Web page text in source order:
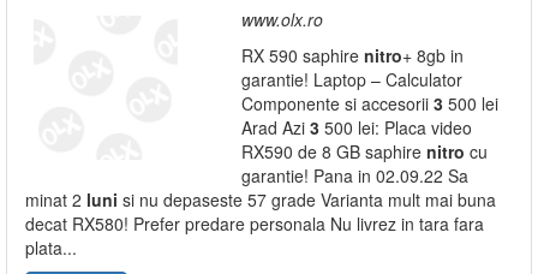
www.olx.ro
RX 590 saphire nitro+ 8gb in
garantie! Laptop – Calculator
Componente si accesorii 3 500 lei
Arad Azi 3 500 lei: Placa video
RX590 de 8 GB saphire nitro cu
garantie! Pana in 02.09.22 Sa
minat 2 luni si nu depaseste 57 grade Varianta mult mai buna
decat RX580! Prefer predare personala Nu livrez in tara fara
plata...